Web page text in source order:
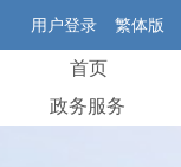
用户登录 繁体版
首页
政务服务